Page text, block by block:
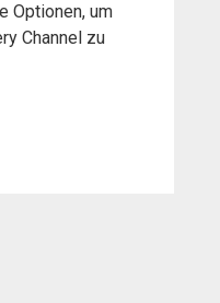
Optionen, um
Channel zu